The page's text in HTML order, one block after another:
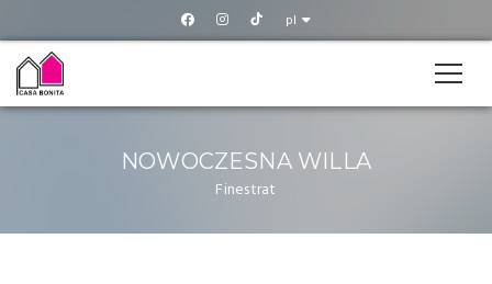
pl
NOWOCZESNA WILLA
Finestrat